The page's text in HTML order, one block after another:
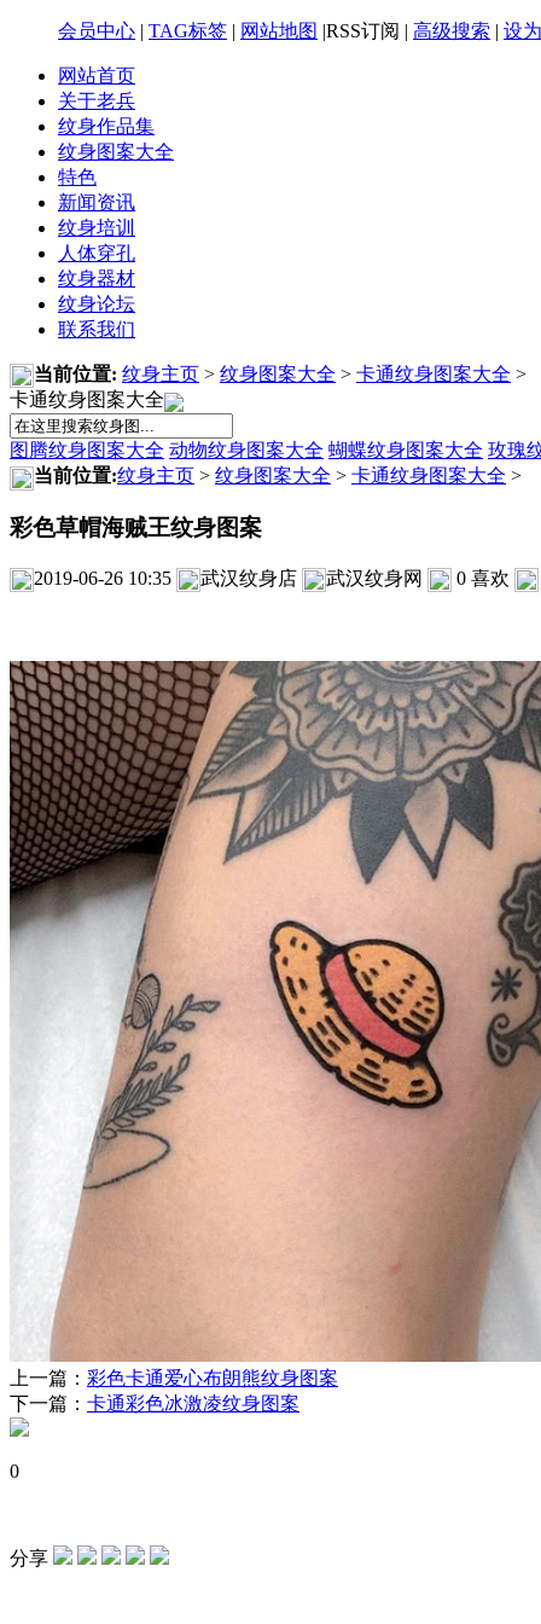
会员中心 | TAG标签 | 网站地图 |RSS订阅 | 高级搜索 | 设
网站首页
关于老兵
纹身作品集
纹身图案大全
特色
新闻资讯
纹身培训
人体穿孔
纹身器材
纹身论坛
联系我们
当前位置: 纹身主页 > 纹身图案大全 > 卡通纹身图案大全 >
卡通纹身图案大全
图腾纹身图案大全 动物纹身图案大全 蝴蝶纹身图案大全 玫瑰
当前位置:纹身主页 > 纹身图案大全 > 卡通纹身图案大全 >
彩色草帽海贼王纹身图案
2019-06-26 10:35 武汉纹身店 武汉纹身网 0 喜欢
上一篇： 彩色卡通爱心布朗熊纹身图案
下一篇： 卡通彩色冰激凌纹身图案
0
分享